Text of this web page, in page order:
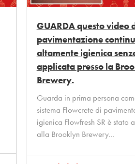
GUARDA questo video
pavimentazione
altamente igienica
applicata presso la
Brewery.
Guarda in prima persona
sistema Flowcrete di
igienica Flowfresh SR è stato
alla Brooklyn Brewery...